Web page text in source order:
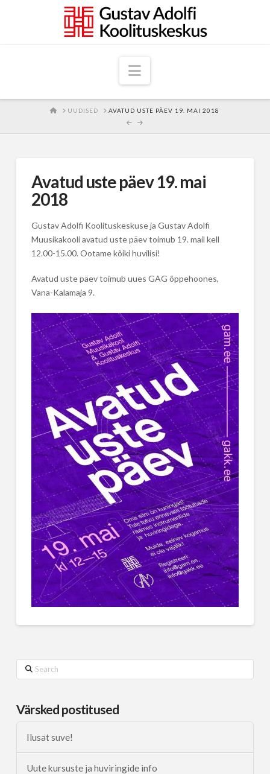
Navigation
HOMEUUDISED AVATUD USTE PÄEV 19. MAI 2018
Avatud uste päev 19. mai
2018
Gustav Adolfi Koolituskeskuse ja Gustav Adolfi
Muusikakooli avatud uste päev toimub 19. mail kell
12.00-15.00. Ootame kõiki huvilisi!
Avatud uste päev toimub uues GAG õppehoones,
Vana-Kalamaja 9.
Search
Värsked postitused
Ilusat suve!
Uute kursuste ja huviringide info